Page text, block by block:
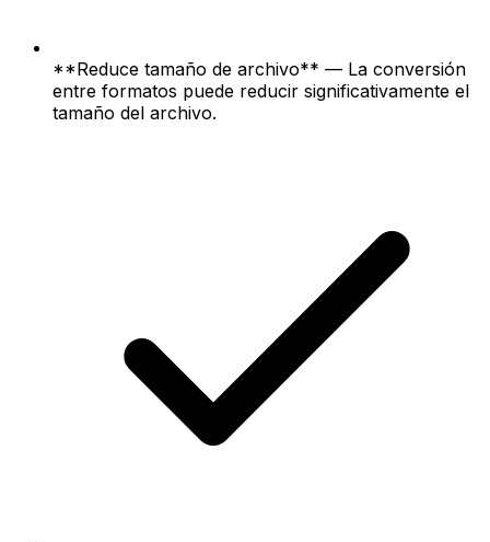
**Reduce tamaño de archivo** — La conversión
entre formatos puede reducir significativamente el
tamaño del archivo.